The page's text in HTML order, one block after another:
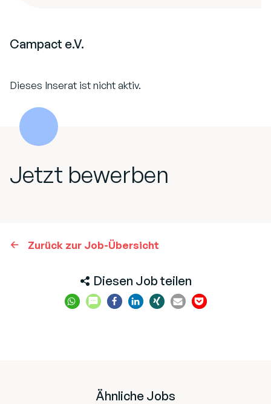
Campact e.V.
Dieses Inserat ist nicht aktiv.
Jetzt bewerben
Zurück zur Job-Übersicht
Diesen Job teilen
Ähnliche Jobs